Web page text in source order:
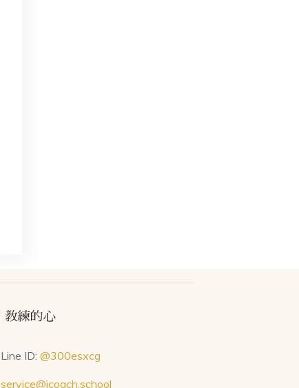
Line ID:@300esxcg
service@icoach.school